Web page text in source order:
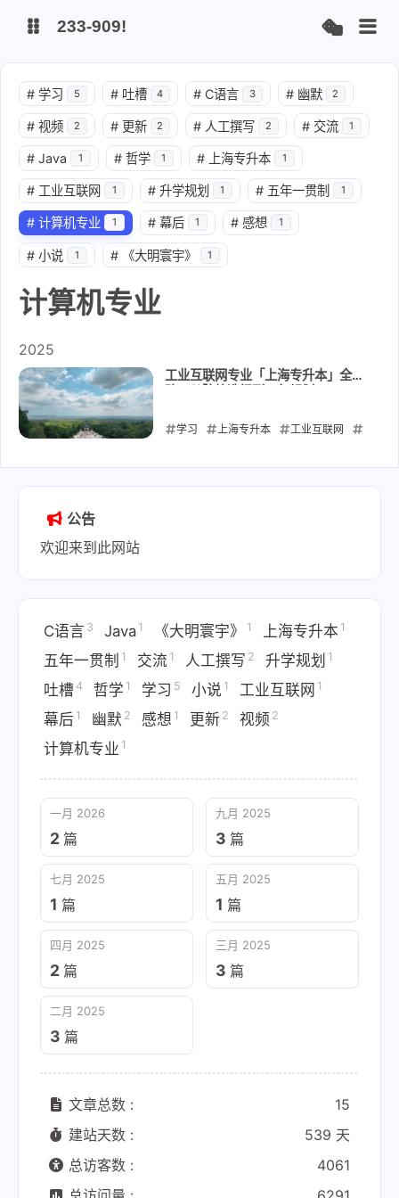
博客
远程画板[贡献1.0.6版本]
233-909!
# 学习 5 # 吐槽 4 # C语言 3 # 幽默 2
# 视频 2 # 更新 2 # 人工撰写 2 # 交流 1
# Java 1 # 哲学 1 # 上海专升本 1
# 工业互联网 1 # 升学规划 1 # 五年一贯制 1
# 计算机专业 1 # 幕后 1 # 感想 1
# 小说 1 # 《大明寰宇》 1
计算机专业
2025
工业互联网专业「上海专升本」全攻
学习 上海专升本 工业互联网
2025-09-04
公告
欢迎来到此网站
C语言 3 Java 1 《大明寰宇》 1 上海专升本 1
五年一贯制 1 交流 1 人工撰写 2 升学规划 1
吐槽 4 哲学 1 学习 5 小说 1 工业互联网 1
幕后 1 幽默 2 感想 1 更新 2 视频 2
计算机专业 1
一月 2026
2 篇
九月 2025
3 篇
七月 2025
1 篇
五月 2025
1 篇
四月 2025
2 篇
三月 2025
3 篇
二月 2025
3 篇
文章总数 :
15
建站天数 :
539 天
总访客数 :
4061